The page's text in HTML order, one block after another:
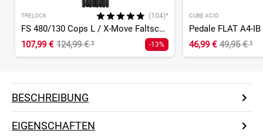
TRELOCK (104)*
FS 480/130 Cops L / X-Move Faltschloss
107,99 € 124,99 €¹ -13%
CUBE ACID
Pedale FLAT A4-
46,99 € 49,95 €¹
BESCHREIBUNG
EIGENSCHAFTEN